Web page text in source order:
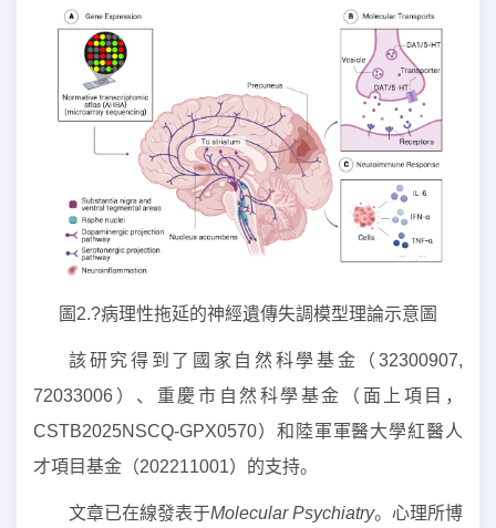
圖2.?病理性拖延的神經遺傳失調模型理論示意圖
該研究得到了國家自然科學基金（32300907,
72033006）、重慶市自然科學基金（面上項目，
CSTB2025NSCQ-GPX0570）和陸軍軍醫大學紅醫人
才項目基金（202211001）的支持。
文章已在線發表于Molecular Psychiatry。心理所博